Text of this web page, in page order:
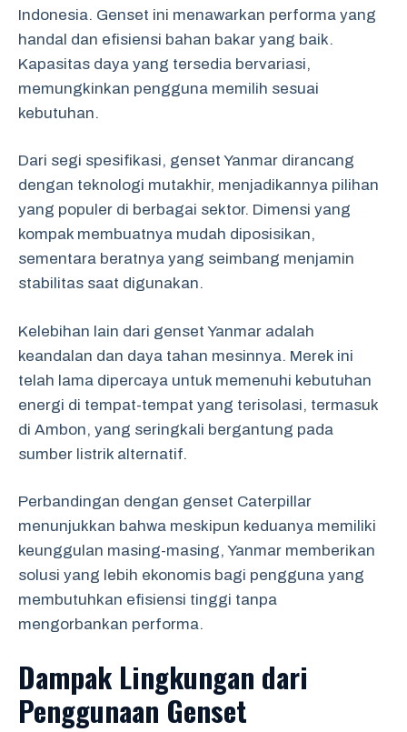
Indonesia. Genset ini menawarkan performa yang
handal dan efisiensi bahan bakar yang baik.
Kapasitas daya yang tersedia bervariasi,
memungkinkan pengguna memilih sesuai
kebutuhan.
Dari segi spesifikasi, genset Yanmar dirancang
dengan teknologi mutakhir, menjadikannya pilihan
yang populer di berbagai sektor. Dimensi yang
kompak membuatnya mudah diposisikan,
sementara beratnya yang seimbang menjamin
stabilitas saat digunakan.
Kelebihan lain dari genset Yanmar adalah
keandalan dan daya tahan mesinnya. Merek ini
telah lama dipercaya untuk memenuhi kebutuhan
energi di tempat-tempat yang terisolasi, termasuk
di Ambon, yang seringkali bergantung pada
sumber listrik alternatif.
Perbandingan dengan genset Caterpillar
menunjukkan bahwa meskipun keduanya memiliki
keunggulan masing-masing, Yanmar memberikan
solusi yang lebih ekonomis bagi pengguna yang
membutuhkan efisiensi tinggi tanpa
mengorbankan performa.
Dampak Lingkungan dari
Penggunaan Genset